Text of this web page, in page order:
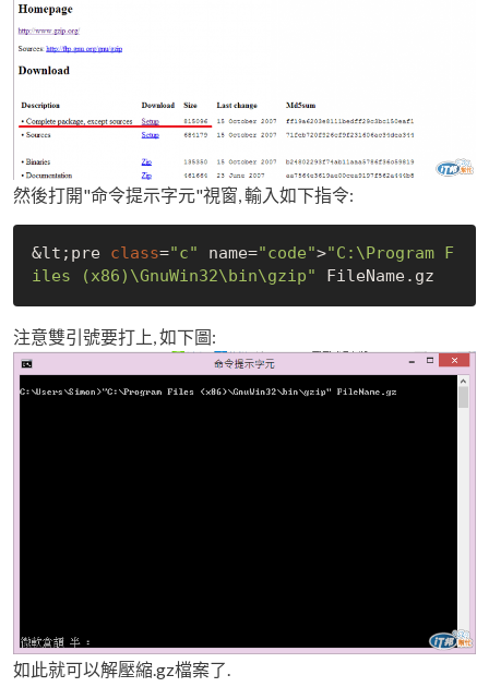
然後打開"命令提示字元"視窗, 輸入如下指令:
&lt;pre class="c" name="code">"C:\Program F
iles (x86)\GnuWin32\bin\gzip"
FileName.
注意雙引號要打上, 如下圖:
如此就可以解壓縮.gz檔案了.